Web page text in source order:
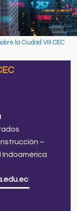
la Ciudad VIII CEC
–
Indoamérica